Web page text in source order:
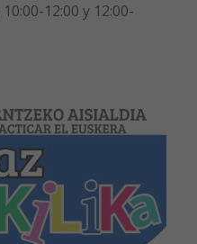
10:00-12:00 y 12:00-